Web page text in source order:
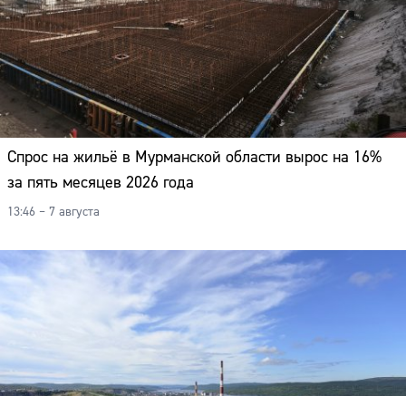
Спрос на жильё в Мурманской области вырос на 16%
за пять месяцев 2026 года
13:46 – 7 августа